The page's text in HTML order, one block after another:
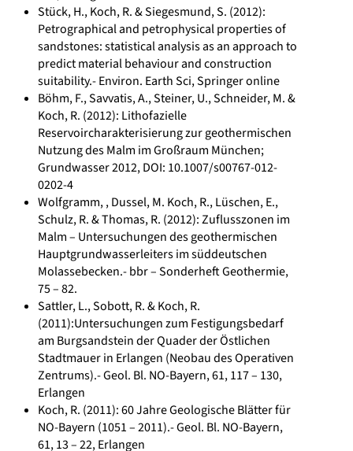
Stück, H., Koch, R. & Siegesmund, S. (2012):
Petrographical and petrophysical properties of
sandstones: statistical analysis as an approach to
predict material behaviour and construction
suitability.- Environ. Earth Sci, Springer online
Böhm, F., Savvatis, A., Steiner, U., Schneider, M. &
Koch, R. (2012): Lithofazielle
Reservoircharakterisierung zur geothermischen
Nutzung des Malm im Großraum München;
Grundwasser 2012, DOI: 10.1007/s00767-012-
0202-4
Wolfgramm, , Dussel, M. Koch, R., Lüschen, E.,
Schulz, R. & Thomas, R. (2012): Zuflusszonen im
Malm – Untersuchungen des geothermischen
Hauptgrundwasserleiters im süddeutschen
Molassebecken.- bbr – Sonderheft Geothermie,
75 – 82.
Sattler, L., Sobott, R. & Koch, R.
(2011):Untersuchungen zum Festigungsbedarf
am Burgsandstein der Quader der Östlichen
Stadtmauer in Erlangen (Neobau des Operativen
Zentrums).- Geol. Bl. NO-Bayern, 61, 117 – 130,
Erlangen
Koch, R. (2011): 60 Jahre Geologische Blätter für
NO-Bayern (1051 – 2011).- Geol. Bl. NO-Bayern,
61, 13 – 22, Erlangen